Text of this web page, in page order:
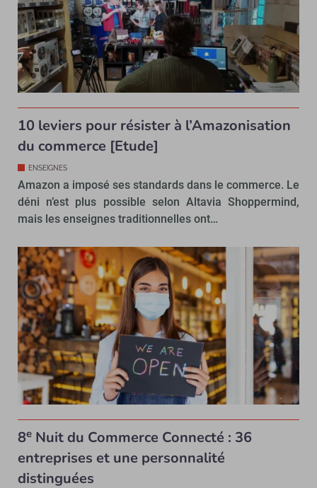
10 leviers pour résister à l’Amazonisation
du commerce [Etude]
ENSEIGNES
Amazon a imposé ses standards dans le commerce. Le
déni n’est plus possible selon Altavia Shoppermind,
mais les enseignes traditionnelles ont…
8e Nuit du Commerce Connecté : 36
entreprises et une personnalité
distinguées